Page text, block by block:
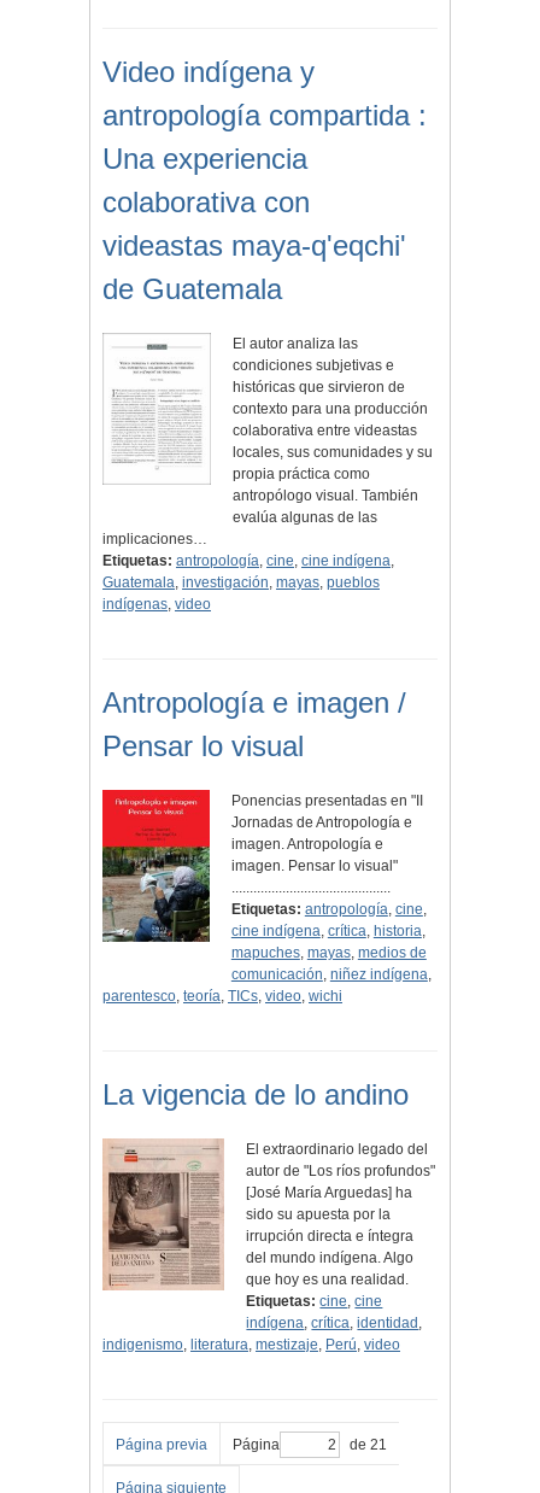
Video indígena y
antropología compartida :
Una experiencia
colaborativa con
videastas maya-q'eqchi'
de Guatemala
El autor analiza las
condiciones subjetivas e
históricas que sirvieron de
contexto para una producción
colaborativa entre videastas
locales, sus comunidades y su
propia práctica como
antropólogo visual. También
evalúa algunas de las
implicaciones…
Etiquetas: antropología, cine, cine indígena,
Guatemala, investigación, mayas, pueblos
indígenas, video
Antropología e imagen /
Pensar lo visual
Ponencias presentadas en "II
Jornadas de Antropología e
imagen. Antropología e
imagen. Pensar lo visual"
............................................
Etiquetas: antropología, cine,
cine indígena, crítica, historia,
mapuches, mayas, medios de
comunicación, niñez indígena,
parentesco, teoría, TICs, video, wichi
La vigencia de lo andino
El extraordinario legado del
autor de "Los ríos profundos"
[José María Arguedas] ha
sido su apuesta por la
irrupción directa e íntegra
del mundo indígena. Algo
que hoy es una realidad.
Etiquetas: cine,cine
indígena,crítica,identidad ,
indigenismo, literatura, mestizaje, Perú, video
Página previa Página de 21
Página siguiente